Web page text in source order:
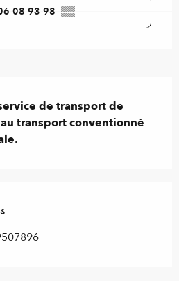
08 93 98 ▒▒
de transport de
transport conventionné